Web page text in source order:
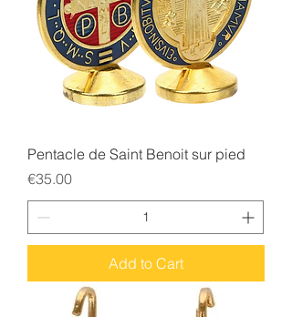
Pentacle de Saint Benoit sur pied
Price
€35.00
Add to Cart